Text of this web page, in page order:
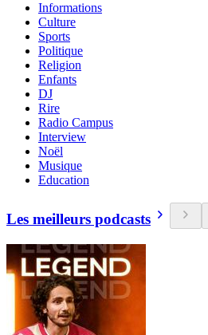
Informations
Culture
Sports
Politique
Religion
Enfants
DJ
Rire
Radio Campus
Interview
Noël
Musique
Education
Les meilleurs podcasts